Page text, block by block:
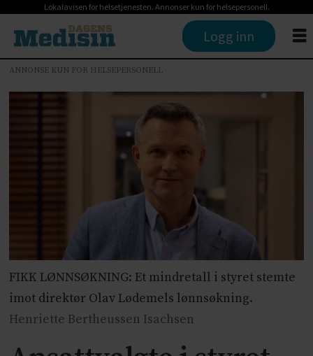
Lokalavisen for helsetjenesten. Annonser kun for helsepersonell.
Logg inn
ANNONSE KUN FOR HELSEPERSONELL
FIKK LØNNSØKNING: Et mindretall i styret stemte
imot direktør Olav Lødemels lønnsøkning.
Henriette Bertheussen Isachsen